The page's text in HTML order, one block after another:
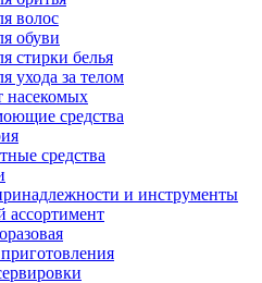
волос
обуви
стирки белья
ухода за телом
насекомых
средства
средства
и инструменты
ассортимент